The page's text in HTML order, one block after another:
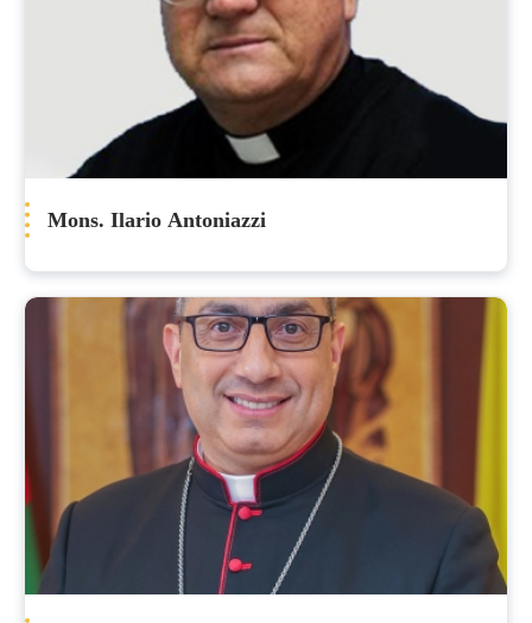
Mons. Ilario Antoniazzi